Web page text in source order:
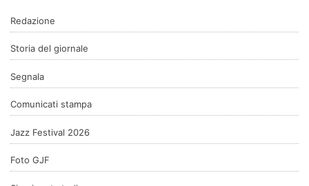
Redazione
Storia del giornale
Segnala
Comunicati stampa
Jazz Festival 2026
Foto GJF